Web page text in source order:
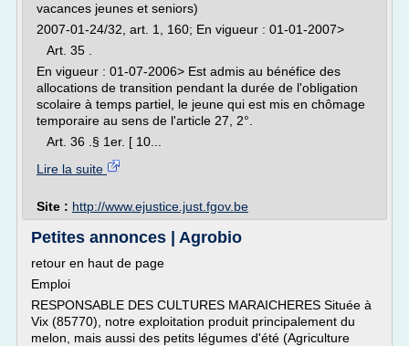
vacances jeunes et seniors)
2007-01-24/32, art. 1, 160; En vigueur : 01-01-2007>
Art. 35 .
En vigueur : 01-07-2006> Est admis au bénéfice des
allocations de transition pendant la durée de l'obligation
scolaire à temps partiel, le jeune qui est mis en chômage
temporaire au sens de l'article 27, 2°.
Art. 36 .§ 1er. [ 10...
Lire la suite
Site : http://www.ejustice.just.fgov.be
Petites annonces | Agrobio
retour en haut de page
Emploi
RESPONSABLE DES CULTURES MARAICHERES Située à
Vix (85770), notre exploitation produit principalement du
melon, mais aussi des petits légumes d'été (Agriculture